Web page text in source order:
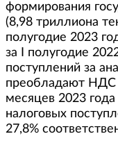
формирования
(8,98 триллиона
полугодие 2023
за І полугодие
поступлений за
преобладают НДС
месяцев 2023
налоговых
27,8%